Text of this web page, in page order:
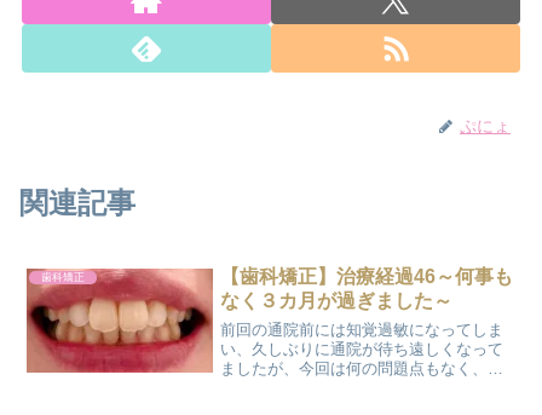
ぷにょ
関連記事
歯科矯正
【歯科矯正】治療経過46～何事も
なく３カ月が過ぎました～
前回の通院前には知覚過敏になってしま
い、久しぶりに通院が待ち遠しくなって
ましたが、今回は何の問題点もなく、あ